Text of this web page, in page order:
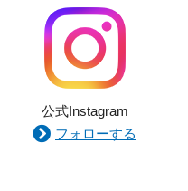
公式Instagram
フォローする